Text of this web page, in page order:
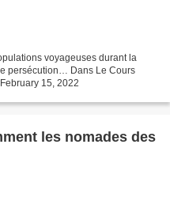
voyageuses durant la
persécution… Dans Le Cours
15, 2022
les nomades des